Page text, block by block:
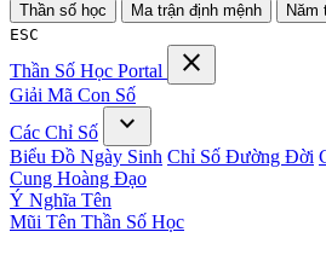
Thần số học Ma trận định mệnh Năm
ESC
Thần Số Học Portal close
Giải Mã Con Số
Các Chỉ Số
expand_more
Biểu Đồ Ngày Sinh Chỉ Số Đường Đời
Cung Hoàng Đạo
Ý Nghĩa Tên
Mũi Tên Thần Số Học